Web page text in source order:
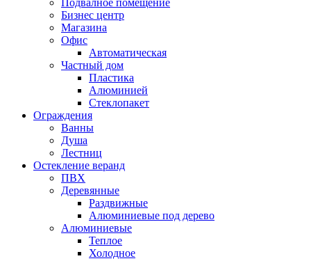
Подвалное помещение
Бизнес центр
Магазина
Офис
Автоматическая
Частный дом
Пластика
Алюминией
Стеклопакет
Ограждения
Ванны
Душа
Лестниц
Остекление веранд
ПВХ
Деревянные
Раздвижные
Алюминиевые под дерево
Алюминиевые
Теплое
Холодное